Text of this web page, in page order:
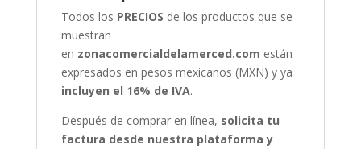
Todos los PRECIOS de los productos que se
muestran
en zonacomercialdelamerced.com están
expresados en pesos mexicanos (MXN) y ya
incluyen el 16% de IVA.
Después de comprar en línea, solicita tu
factura desde nuestra plataforma y